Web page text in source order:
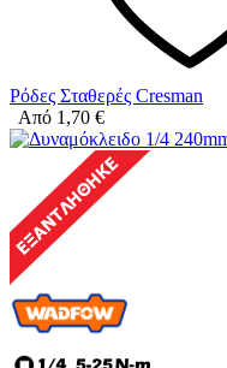
Ρόδες Σταθερές Cresman
Από 1,70 €